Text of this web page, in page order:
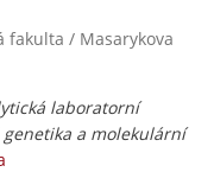
fakulta / Masarykova
laboratorní
a molekulární